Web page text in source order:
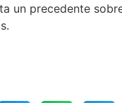
un precedente